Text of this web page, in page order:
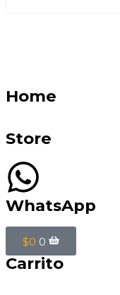
Home
Store
WhatsApp
$0 0
Carrito